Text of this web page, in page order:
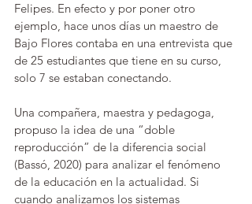
Felipes. En efecto y por poner otro
ejemplo, hace unos días un maestro de
Bajo Flores contaba en una entrevista que
de 25 estudiantes que tiene en su curso,
solo 7 se estaban conectando.
Una compañera, maestra y pedagoga,
propuso la idea de una “doble
reproducción” de la diferencia social
(Bassó, 2020) para analizar el fenómeno
de la educación en la actualidad. Si
cuando analizamos los sistemas